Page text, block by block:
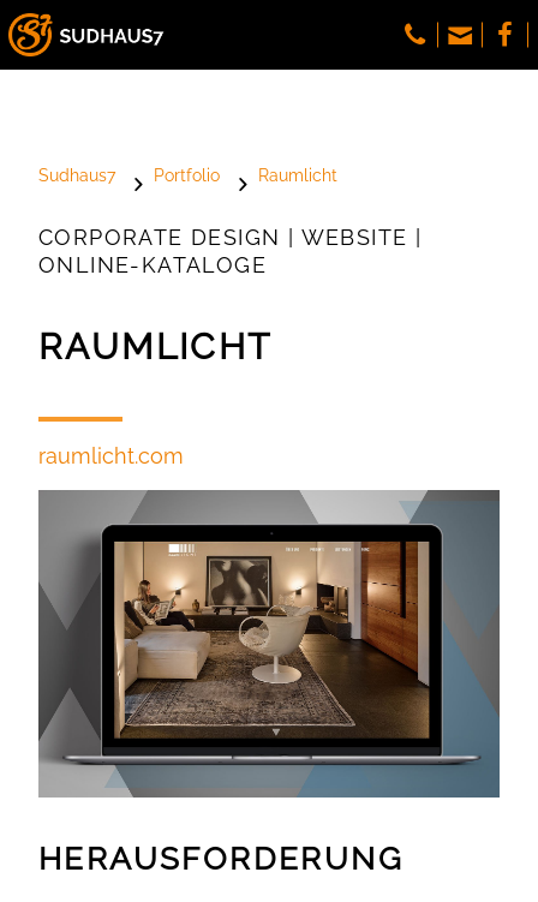
Sudhaus7 Portfolio Raumlicht
CORPORATE DESIGN | WEBSITE |
ONLINE-KATALOGE
RAUMLICHT
raumlicht.com
HERAUSFORDERUNG